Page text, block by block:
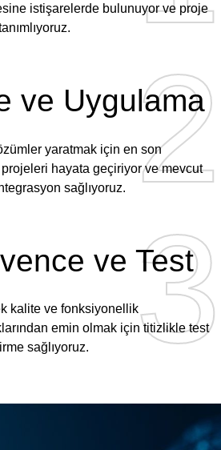
istişarelerde bulunuyor ve proje
2
2
ve Uygulama
yaratmak için en son
hayata geçiriyor ve mevcut
sağlıyoruz.
3
3
ve Test
kalite ve fonksiyonellik
emin olmak için titizlikle test
sağlıyoruz.